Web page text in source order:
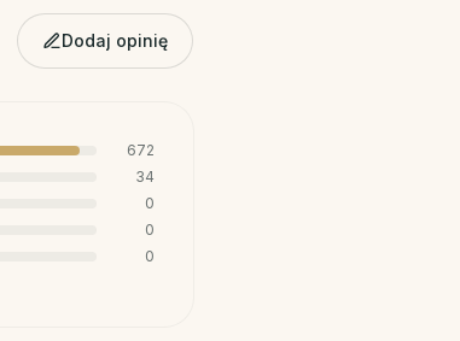
Dodaj opinię
672
34
0
0
0